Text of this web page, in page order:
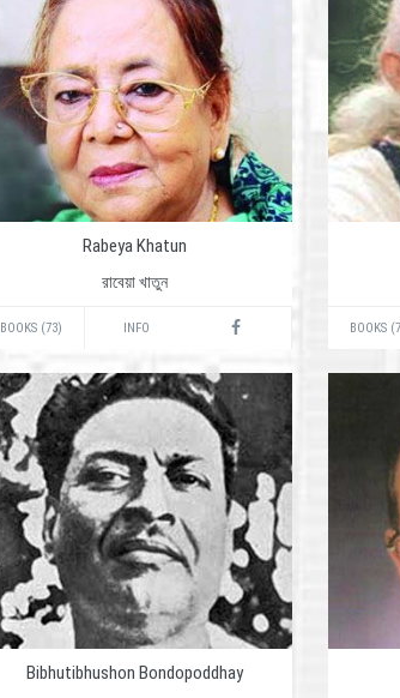
Rabeya Khatun
রাবেয়া খাতুন
BOOKS (73) INFO BOOKS
Bibhutibhushon Bondopoddhay